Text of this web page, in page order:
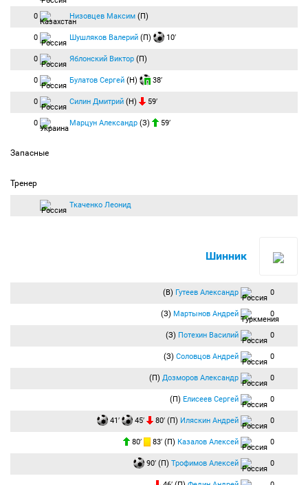
0 Низовцев Максим (П)
0 Шушляков Валерий (П) 10′
0 Яблонский Виктор (П)
0 Булатов Сергей (Н) 38′
0 Силин Дмитрий (Н) 59′
0 Марцун Александр (З) 59′
Запасные
Тренер
Ткаченко Леонид
Шинник
(В) Гутеев Александр 0
(З) Мартынов Андрей 0
(З) Потехин Василий 0
(З) Соловцов Андрей 0
(П) Дозморов Александр 0
(П) Елисеев Сергей 0
41′ 45′ 80′ (П) Иляскин Андрей 0
80′ 83′ (П) Казалов Алексей 0
90′ (П) Трофимов Алексей 0